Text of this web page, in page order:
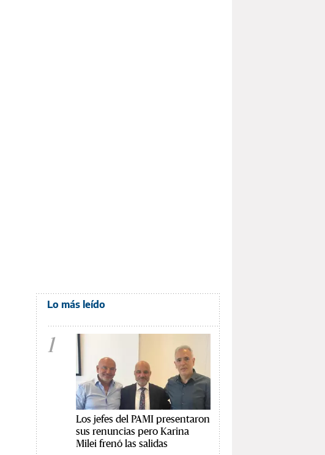
Lo más leído
1
Los jefes del PAMI presentaron
sus renuncias pero Karina
Milei frenó las salidas